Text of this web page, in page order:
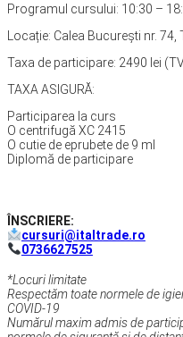
Programul cursului: 10:30 –
Locație: Calea București nr.
Taxa de participare: 2490 lei
TAXA ASIGURĂ:
Participarea la curs
O centrifugă XC 2415
O cutie de eprubete de 9 ml
Diplomă de participare
ÎNSCRIERE:
cursuri@italtrade.ro
0736627525
*Locuri limitate
Respectăm toate normele de
COVID-19
Numărul maxim admis de